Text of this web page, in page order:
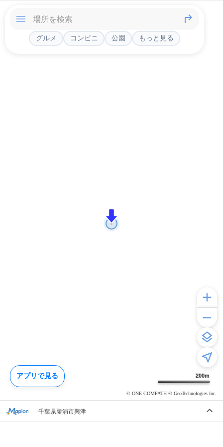
200m
© ONE COMPATH © GeoTechnologies Inc.
グルメ コンビニ 公園 もっと見る
千葉県勝浦市興津
アプリで見る